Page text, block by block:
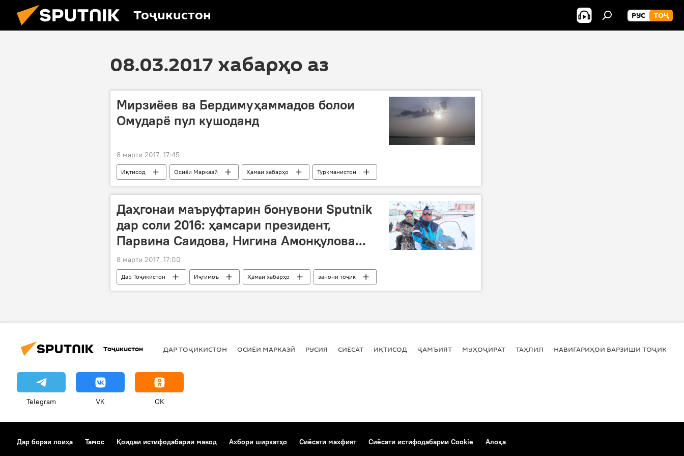
Тоҷикистон РУС ТОҶ
08.03.2017 хабарҳо аз
Мирзиёев ва Бердимуҳаммадов болои
Омударё пул кушоданд
8 марти 2017, 17:45
Иқтисод Осиёи Марказӣ Ҳамаи хабарҳо
Туркманистон
Бердимуҳаммадов Гурбонгулӣ
Шавкат Мирзиёев кушодани пули нав
Даҳгонаи маъруфтарин бонувони Sputnik
дар соли 2016: ҳамсари президент,
Парвина Саидова, Нигина Амонқулова...
8 марти 2017, 17:00
Дар Тоҷикистон Иҷтимоъ Ҳамаи хабарҳо
занони тоҷик
чеҳраҳои шинохта
Тоҷикистон ДАР ТОҶИКИСТОН ОСИЁИ МАРКАЗӢ РУСИЯ СИЁСАТ ИҚТИСОД ҶАМЪИЯТ МУҲОҶИРАТ ТАҲЛИЛ НАВИГАРИҲОИ ВАРЗИШИ
Telegram VK OK
Дар бораи лоиҳа Тамос Қоидаи истифодабарии мавод Ахбори ширкатҳо Сиёсати махфият Сиёсати истифодабарии Cookie Алоқа